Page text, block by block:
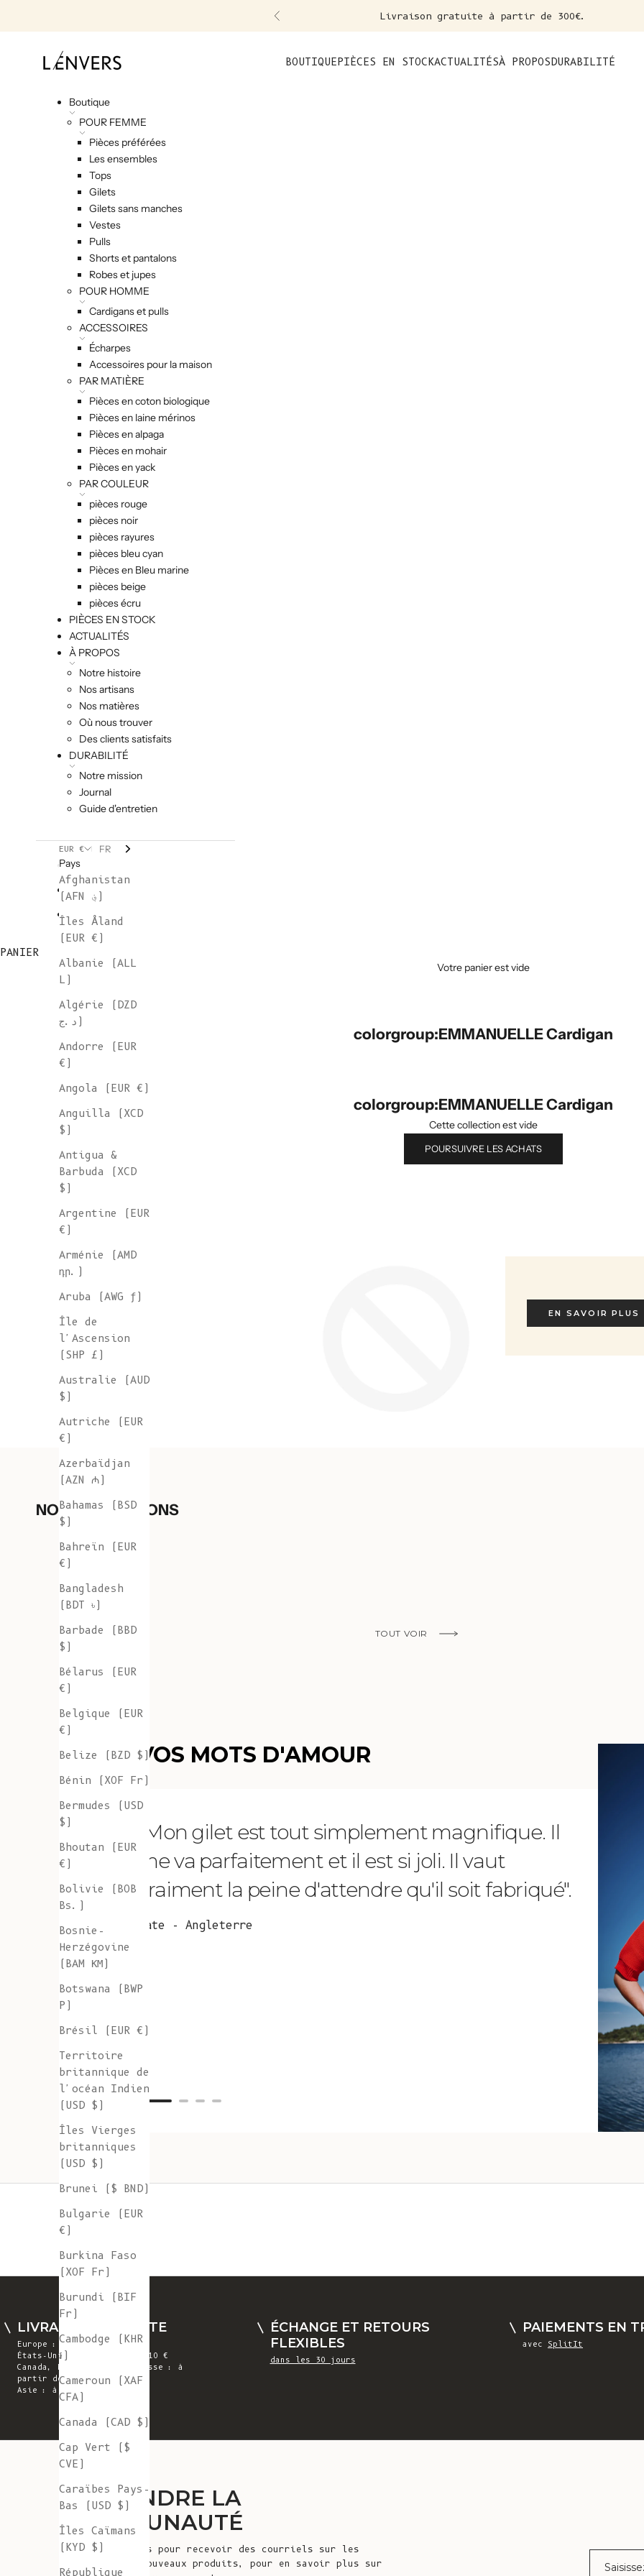
Précédent Livraison gratuite à partir de 300€.
L'ENVERS BOUTIQUEPIÈCES EN STOCKACTUALITÉSÀ PROPOSDURABILITÉ
Boutique
POUR FEMME
Pièces préférées
Les ensembles
Tops
Gilets
Gilets sans manches
Vestes
Pulls
Shorts et pantalons
Robes et jupes
POUR HOMME
Cardigans et pulls
ACCESSOIRES
Écharpes
Accessoires pour la maison
PAR MATIÈRE
Pièces en coton biologique
Pièces en laine mérinos
Pièces en alpaga
Pièces en mohair
Pièces en yack
PAR COULEUR
pièces rouge
pièces noir
pièces rayures
pièces bleu cyan
Pièces en Bleu marine
pièces beige
pièces écru
PIÈCES EN STOCK
ACTUALITÉS
À PROPOS
Notre histoire
Nos artisans
Nos matières
Où nous trouver
Des clients satisfaits
DURABILITÉ
Notre mission
Journal
Guide d'entretien
EUR €
Pays
Afghanistan
(AFN ؋)
Îles Åland
(EUR €)
Albanie (ALL
L)
Algérie (DZD
د.ج)
Andorre (EUR
€)
Angola (EUR €)
Anguilla (XCD
$)
Antigua &
Barbuda (XCD
$)
Argentine (EUR
€)
Arménie (AMD
դր.)
Aruba (AWG ƒ)
Île de
l'Ascension
(SHP £)
Australie (AUD
$)
Autriche (EUR
€)
Azerbaïdjan
(AZN ₼)
Bahamas (BSD
$)
Bahreïn (EUR
€)
Bangladesh
(BDT ৳)
Barbade (BBD
$)
Bélarus (EUR
€)
Belgique (EUR
€)
Belize (BZD $)
Bénin (XOF Fr)
Bermudes (USD
$)
Bhoutan (EUR
€)
Bolivie (BOB
Bs.)
Bosnie-
Herzégovine
(BAM КМ)
Botswana (BWP
P)
Brésil (EUR €)
Territoire
britannique de
l'océan Indien
(USD $)
Îles Vierges
britanniques
(USD $)
Brunei ($ BND)
Bulgarie (EUR
€)
Burkina Faso
(XOF Fr)
Burundi (BIF
Fr)
Cambodge (KHR
៛)
Cameroun (XAF
CFA)
Canada (CAD $)
Cap Vert ($
CVE)
Caraïbes Pays-
Bas (USD $)
Îles Caïmans
(KYD $)
République
FR
PANIER
Votre panier est vide
colorgroup:EMMANUELLE Cardigan
colorgroup:EMMANUELLE Cardigan
Cette collection est vide
POURSUIVRE LES ACHATS
EN SAVOIR PLUS
NOS COLLECTIONS
TOUT VOIR
VOS MOTS D'AMOUR
"Mon gilet est tout simplement magnifique. Il
me va parfaitement et il est si joli. Il vaut
vraiment la peine d'attendre qu'il soit fabriqué".
Kate - Angleterre
reçu
vos
Vanessa -
LIVRAISON GRATUITE
Europe : à partir de 300 €
États-Unis : à partir de 410 €
Canada, Royaume-Uni et Suisse : à
partir de 320 €
Asie : à partir de 360 €
ÉCHANGE ET RETOURS
FLEXIBLES
dans les 30 jours
PAIEMENTS EN
avec SplitIt
REJOINDRE LA
COMMUNAUTÉ
Inscrivez-vous pour recevoir des courriels sur les
annonces de nouveaux produits, pour en savoir plus sur